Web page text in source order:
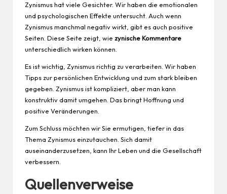
Zynismus hat viele Gesichter. Wir haben die emotionalen
und psychologischen Effekte untersucht. Auch wenn
Zynismus manchmal negativ wirkt, gibt es auch positive
Seiten. Diese Seite zeigt, wie zynische Kommentare
unterschiedlich wirken können.
Es ist wichtig, Zynismus richtig zu verarbeiten. Wir haben
Tipps zur persönlichen Entwicklung und zum stark bleiben
gegeben. Zynismus ist kompliziert, aber man kann
konstruktiv damit umgehen. Das bringt Hoffnung und
positive Veränderungen.
Zum Schluss möchten wir Sie ermutigen, tiefer in das
Thema Zynismus einzutauchen. Sich damit
auseinanderzusetzen, kann Ihr Leben und die Gesellschaft
verbessern.
Quellenverweise